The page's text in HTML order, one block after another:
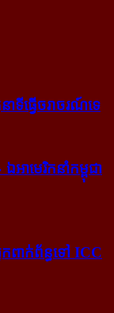
ទី​ធ្វើ​ចរាចរណ៍​ទេ
ាមេរិក​នាំ​កម្ពុជា​
ពាក់​ព័ន្ធ​ទៅ ICC